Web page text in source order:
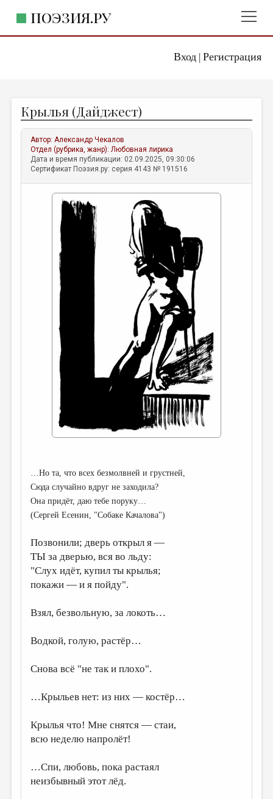
Вход| Регистрация
ПОЭЗИЯ.РУ
ЖАНРЫ
АВТОРЫ
КОММЕНТАРИИ
ЛИТСАЛОН
ПРАВИЛА САЙТА
ОТДЕЛЫ И РУБРИКИ
ИЗБРАННОЕ
ДАЙДЖЕСТ
ПЕРЕВОДЫ
КОНКУРСЫ
ДЕТСКАЯ КОМНАТА
КНИЖНАЯ ПОЛКА
ОБЗОР ЛИТЕРАТУРЫ
СТРАНИЦЫ ПАМЯТИ
КОЛОНКА РЕДАКТОРА
РЕДКОЛЛЕГИЯ
МАЛАЯ ПРОЗА
ЭССЕИСТИКА
ЛИТЕРАТУРОВЕДЕНИЕ
КУЛЬТУРОВЕДЕНИЕ
ПУБЛИЦИСТИКА
ТРЕДИАКОВСКИЙ
МЕДИА
ВКОНТАКТЕ
Крылья (Дайджест)
Автор:Александр Чекалов
Отдел (рубрика, жанр):Любовная лирика
Дата и время публикации: 02.09.2025, 09:30:06
Сертификат Поэзия.ру: серия 4143 № 191516
…Но та, что всех безмолвней и грустней,
Сюда случайно вдруг не заходила?
Она придёт, даю тебе поруку…
(Сергей Есенин, "Собаке Качалова")
Позвонили; дверь открыл я —
ТЫ за дверью, вся во льду:
"Слух идёт, купил ты крылья;
покажи — и я пойду".
Взял, безвольную, за локоть…
Водкой, голую, растёр…
Снова всё "не так и плохо".
…Крыльев нет: из них — костёр…
Крылья что! Мне снятся — стаи,
всю неделю напролёт!
…Спи, любовь, пока растаял
неизбывный этот лёд.